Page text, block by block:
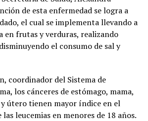
de esta enfermedad se logra a
el cual se implementa llevando a
en frutas y verduras, realizando
el consumo de sal y
coordinador del Sistema de
los cánceres de estómago, mama,
útero tienen mayor índice en el
las leucemias en menores de 18 años.